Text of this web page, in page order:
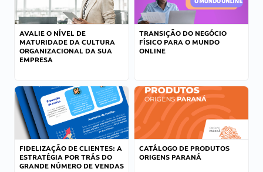
AVALIE O NÍVEL DE
MATURIDADE DA CULTURA
ORGANIZACIONAL DA SUA
EMPRESA
TRANSIÇÃO DO NEGÓCIO
FÍSICO PARA O MUNDO
ONLINE
FIDELIZAÇÃO DE CLIENTES: A
ESTRATÉGIA POR TRÁS DO
GRANDE NÚMERO DE VENDAS
CATÁLOGO DE PRODUTOS
ORIGENS PARANÁ